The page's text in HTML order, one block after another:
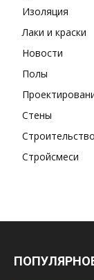
Изоляция
Лаки и краски
Новости
Полы
Стены
Строительство
Стройсмеси